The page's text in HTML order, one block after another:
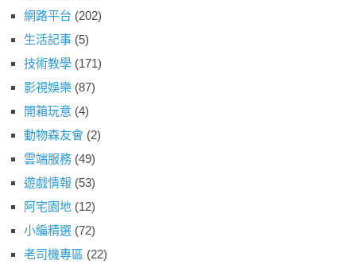
網路平台 (202)
生活記事 (5)
技術教學 (171)
影視娛樂 (87)
開箱玩意 (4)
動物森友會 (2)
雲端服務 (49)
遊戲情報 (53)
阿宅園地 (12)
小編精選 (72)
老司機專區 (22)